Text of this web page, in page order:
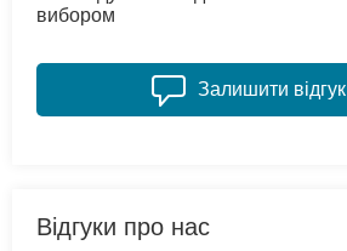
вибором
Залишити відгук
Відгуки про нас